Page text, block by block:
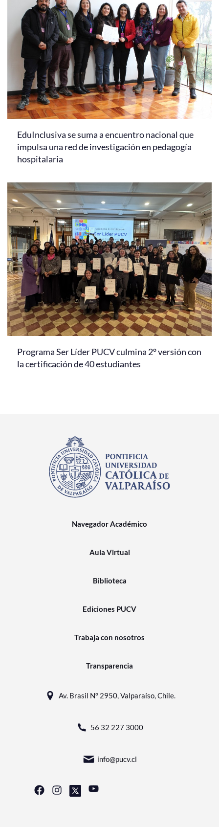
EduInclusiva se suma a encuentro nacional que
impulsa una red de investigación en pedagogía
hospitalaria
Programa Ser Líder PUCV culmina 2° versión con
la certificación de 40 estudiantes
Navegador Académico
Aula Virtual
Biblioteca
Ediciones PUCV
Trabaja con nosotros
Transparencia
Av. Brasil N° 2950, Valparaíso, Chile.
56 32 227 3000
info@pucv.cl